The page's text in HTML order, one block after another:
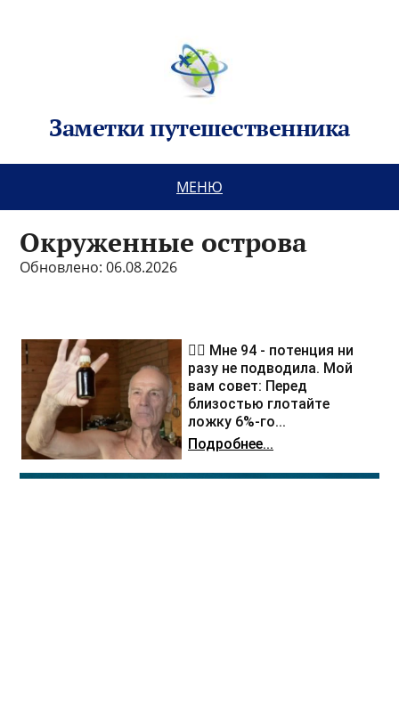
Заметки путешественника
МЕНЮ
Окруженные острова
Обновлено: 06.08.2026
❤️‍🔥 Мне 94 - потенция ни
разу не подводила. Мой
вам совет: Перед
близостью глотайте
ложку 6%-го...
Подробнее...